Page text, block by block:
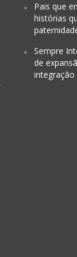
Pais que
histórias
Sempre
de
integração